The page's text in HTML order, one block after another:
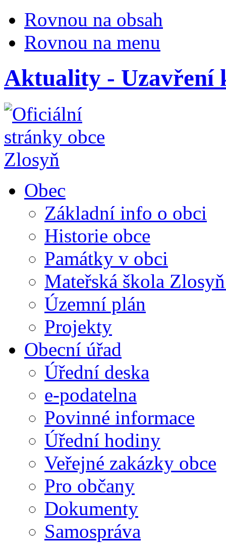
Rovnou na obsah
Rovnou na menu
Aktuality - Uzavření
Obec
Základní info o obci
Historie obce
Památky v obci
Mateřská škola
Územní plán
Projekty
Obecní úřad
Úřední deska
e-podatelna
Povinné informace
Úřední hodiny
Veřejné zakázky obce
Pro občany
Dokumenty
Samospráva